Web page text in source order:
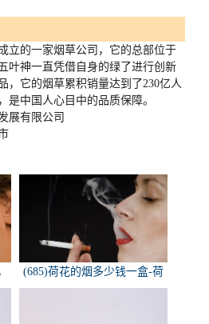
立的一家烟草公司，它的总部位于
叶神一直凭借自身的绿了进行创新
，它的烟草累积销量达到了230亿人
是中国人心目中的品质保障。
展有限公司
(685)荷花的烟多少钱一盒-荷
花烟多少钱一盒